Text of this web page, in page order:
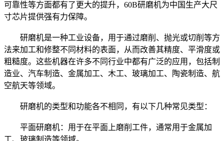
可靠性等方面都有了更大的提升，60B研磨机为中国生产大尺
寸芯片提供强有力保障。
研磨机是一种工业设备，用于通过磨削、抛光或切削等方
法来加工和修整不同材料的表面，从而改善其精度、平滑度或
粗糙度。这些机器在许多不同行业中都有广泛的应用，包括制
造业、汽车制造、金属加工、木工、玻璃加工、陶瓷制造、航
空航天等领域。
研磨机的类型和功能各不相同，有以下几种常见类型：
平面研磨机：用于在平面上磨削工件，通常用于金属加